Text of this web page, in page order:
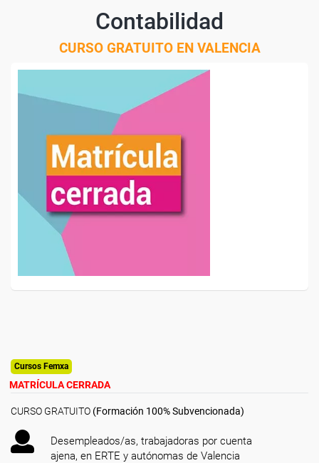
Contabilidad
CURSO GRATUITO EN VALENCIA
Cursos Femxa
MATRÍCULA CERRADA
CURSO GRATUITO (Formación 100% Subvencionada)
Desempleados/as, trabajadoras por cuenta
ajena, en ERTE y autónomas de Valencia